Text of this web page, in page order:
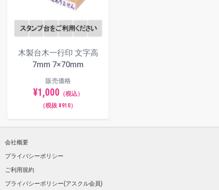
木製台木一行印 文字高
7mm 7×70mm
販売価格
¥1,000 （税込）
（税抜 ¥910）
会社概要
プライバシーポリシー
ご利用規約
プライバシーポリシー(アスクル会員)